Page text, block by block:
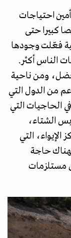
احتياجات
كبيرا حتى
فعّلت وجودها
الناس أكثر.
ومن ناحية
من الدول التي
الحاجيات التي
الشتاء،
التي
حاجة
مستلزمات